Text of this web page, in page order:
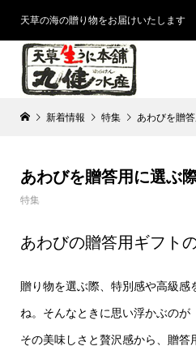
天草の海の贈り物をお届けいたします
新着情報 特集 あわびを贈
あわびを贈答用に選ぶ
特集
あわびの贈答用ギフト
贈り物を選ぶ際、特別感や高級感
ね。そんなときに思い浮かぶのが
その美味しさと贅沢感から、贈答